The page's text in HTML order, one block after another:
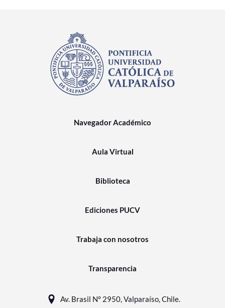
Navegador Académico
Aula Virtual
Biblioteca
Ediciones PUCV
Trabaja con nosotros
Transparencia
Av. Brasil N° 2950, Valparaíso, Chile.